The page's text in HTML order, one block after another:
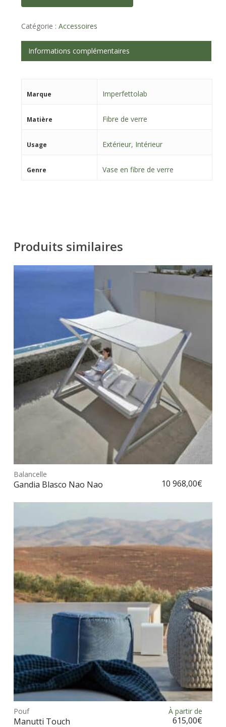
Catégorie : Accessoires
Informations complémentaires
Marque Imperfettolab
Matière Fibre de verre
Usage Extérieur, Intérieur
Genre Vase en fibre de verre
Produits similaires
être
sur
la
du
Balancelle
Gandia Blasco Nao Nao 10 968,00€
Ce
Pouf
Manutti Touch
À partir de
615,00€